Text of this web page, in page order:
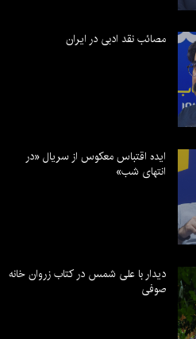
مصائب نقد ادبی در ایران
ایده اقتباس معکوس از سریال «در
انتهای شب»
دیدار با علی شمس در کتاب زروان خانه
صوفی